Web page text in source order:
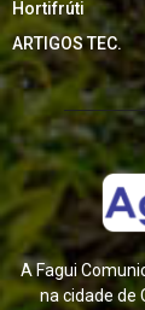
Hortifrúti
ARTIGOS TEC.
A Fagui
na cidade de